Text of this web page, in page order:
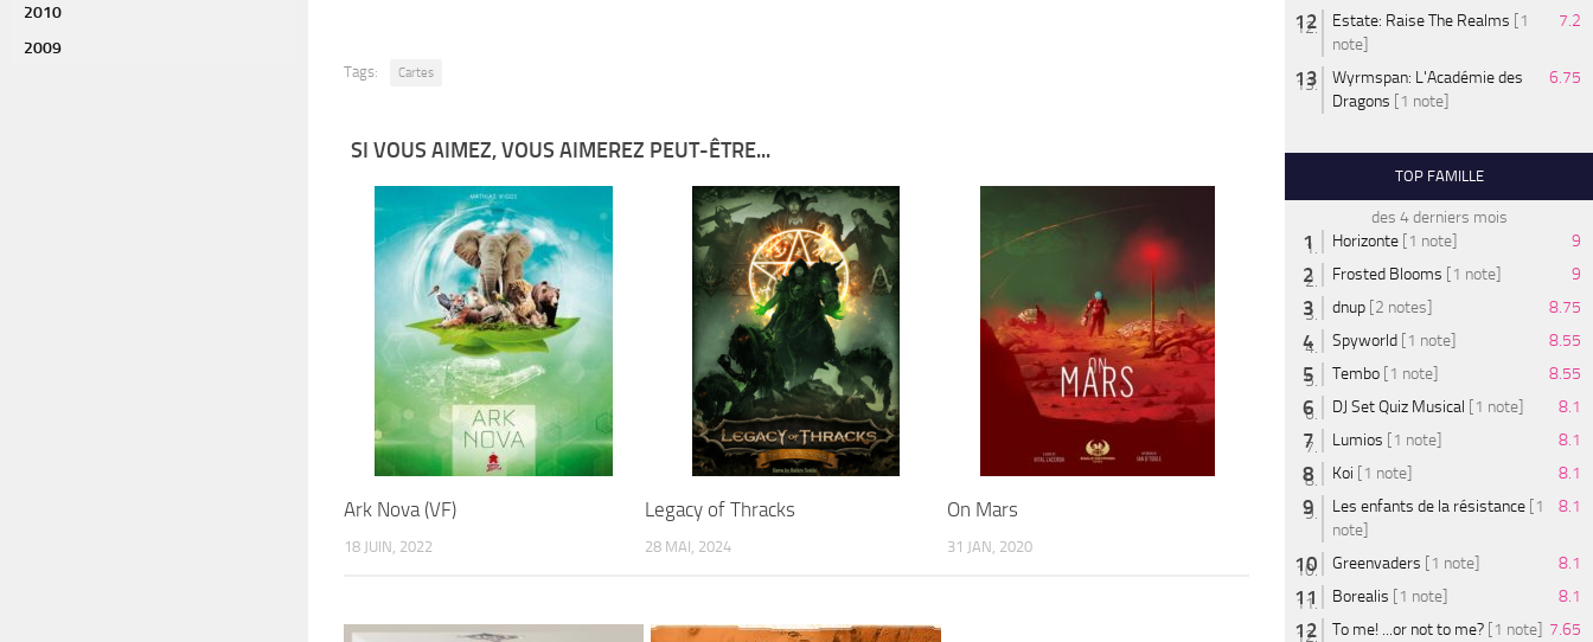
Tags: Cartes
SI VOUS AIMEZ, VOUS AIMEREZ PEUT-ÊTRE...
Ark Nova (VF)
18 JUIN, 2022
Legacy of Thracks
28 MAI, 2024
On Mars
31 JAN, 2020
2010
2009
Estate: Raise The Realms [1
note]
7.2
Wyrmspan: L'Académie des
Dragons [1 note]
6.75
TOP FAMILLE
des 4 derniers mois
Horizonte [1 note]
9
Frosted Blooms [1 note]
9
dnup [2 notes]
8.75
Spyworld [1 note]
8.55
Tembo [1 note]
8.55
DJ Set Quiz Musical [1 note]
8.1
Lumios [1 note]
8.1
Koi [1 note]
8.1
Les enfants de la résistance [1
note]
8.1
Greenvaders [1 note]
8.1
Borealis [1 note]
8.1
To me! ...or not to me? [1 note]
7.65